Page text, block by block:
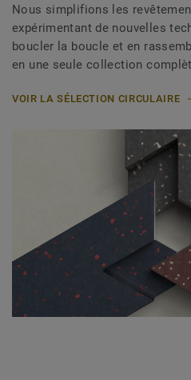
Nous simplifions les
expérimentant de nouvelles
boucler la boucle et en
en une seule collection
VOIR LA SÉLECTION CIRCULAIRE